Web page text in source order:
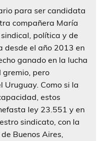
para ser candidata
compañera María
política y de
desde el año 2013 en
ganado en la lucha
gremio, pero
Uruguay. Como si la
estos
ley 23.551 y en
sindicato, con la
Buenos Aires,